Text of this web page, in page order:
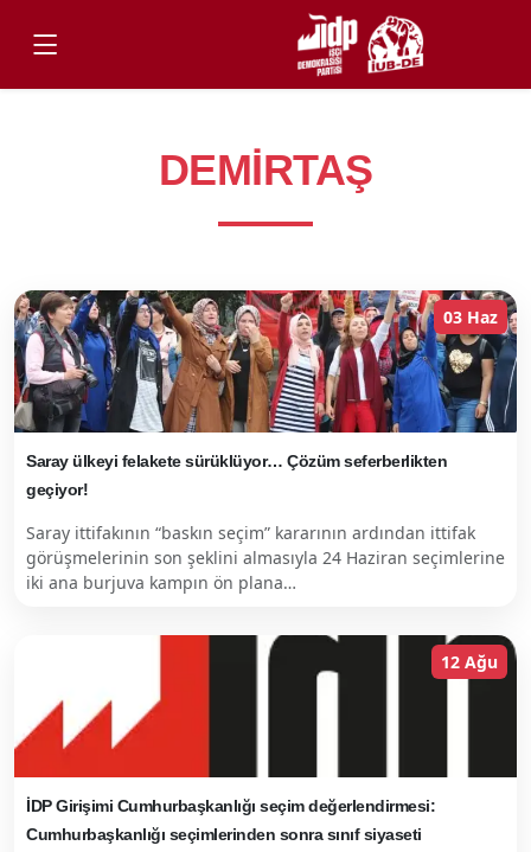
DEMIRTAŞ
03 Haz
Saray ülkeyi felakete sürüklüyor… Çözüm seferberlikten
geçiyor!
Saray ittifakının “baskın seçim” kararının ardından ittifak
görüşmelerinin son şeklini almasıyla 24 Haziran seçimlerine
iki ana burjuva kampın ön plana…
12 Ağu
İDP Girişimi Cumhurbaşkanlığı seçim değerlendirmesi:
Cumhurbaşkanlığı seçimlerinden sonra sınıf siyaseti